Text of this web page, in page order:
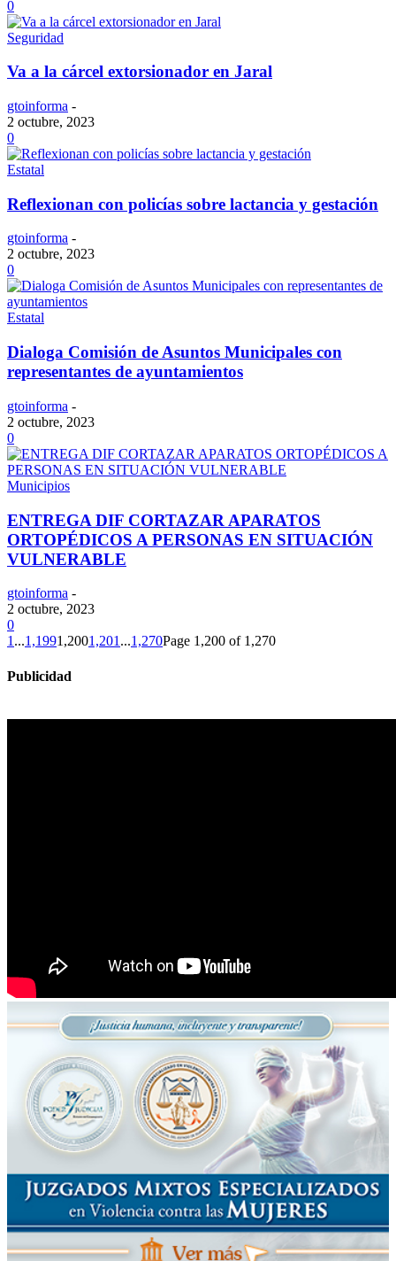
0
Seguridad
Va a la cárcel extorsionador en Jaral
gtoinforma -
2 octubre, 2023
0
Estatal
Reflexionan con policías sobre lactancia y gestación
gtoinforma -
2 octubre, 2023
0
Estatal
Dialoga Comisión de Asuntos Municipales con
representantes de ayuntamientos
gtoinforma -
2 octubre, 2023
0
Municipios
ENTREGA DIF CORTAZAR APARATOS
ORTOPÉDICOS A PERSONAS EN SITUACIÓN
VULNERABLE
gtoinforma -
2 octubre, 2023
0
1 ...1,1991,2001,201 ...1,270Page 1,200 of 1,270
Publicidad